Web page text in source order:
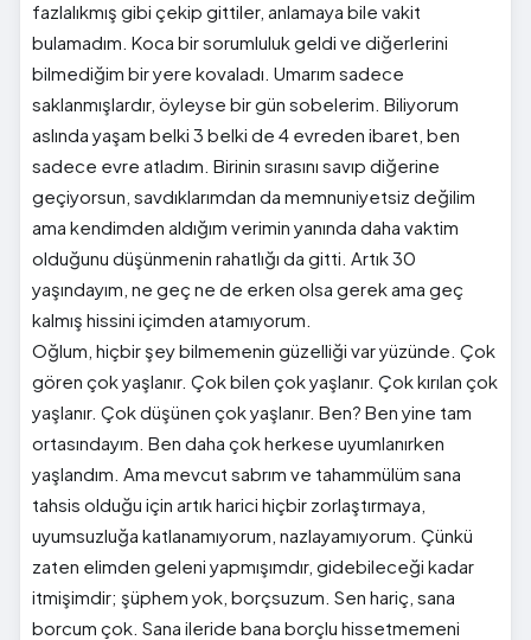
fazlalıkmış gibi çekip gittiler, anlamaya bile vakit
bulamadım. Koca bir sorumluluk geldi ve diğerlerini
bilmediğim bir yere kovaladı. Umarım sadece
saklanmışlardır, öyleyse bir gün sobelerim. Biliyorum
aslında yaşam belki 3 belki de 4 evreden ibaret, ben
sadece evre atladım. Birinin sırasını savıp diğerine
geçiyorsun, savdıklarımdan da memnuniyetsiz değilim
ama kendimden aldığım verimin yanında daha vaktim
olduğunu düşünmenin rahatlığı da gitti. Artık 30
yaşındayım, ne geç ne de erken olsa gerek ama geç
kalmış hissini içimden atamıyorum.
Oğlum, hiçbir şey bilmemenin güzelliği var yüzünde. Çok
gören çok yaşlanır. Çok bilen çok yaşlanır. Çok kırılan çok
yaşlanır. Çok düşünen çok yaşlanır. Ben? Ben yine tam
ortasındayım. Ben daha çok herkese uyumlanırken
yaşlandım. Ama mevcut sabrım ve tahammülüm sana
tahsis olduğu için artık harici hiçbir zorlaştırmaya,
uyumsuzluğa katlanamıyorum, nazlayamıyorum. Çünkü
zaten elimden geleni yapmışımdır, gidebileceği kadar
itmişimdir; şüphem yok, borçsuzum. Sen hariç, sana
borcum çok. Sana ileride bana borçlu hissetmemeni